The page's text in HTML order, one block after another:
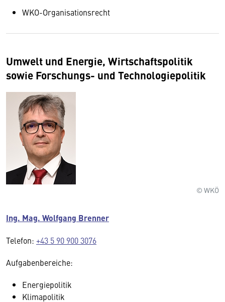
WKO-Organisationsrecht
Umwelt und Energie, Wirtschaftspolitik
sowie Forschungs- und Technologiepolitik
© WKÖ
Ing. Mag. Wolfgang Brenner
Telefon: +43 5 90 900 3076
Aufgabenbereiche:
Energiepolitik
Klimapolitik